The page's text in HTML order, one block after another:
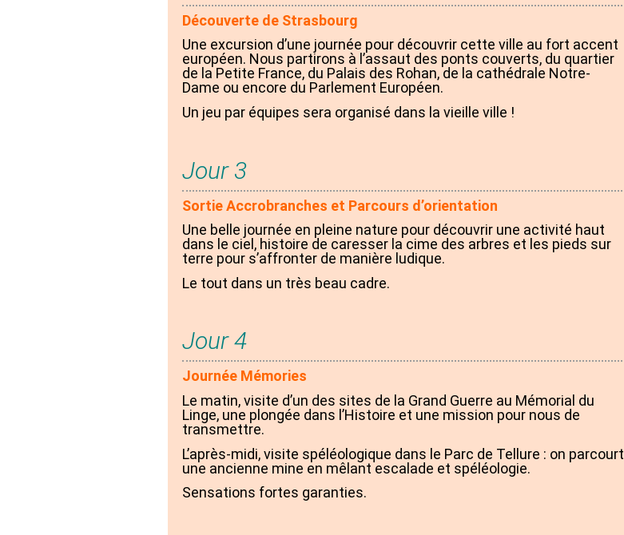
Découverte de Strasbourg
Une excursion d’une journée pour découvrir cette ville au fort accent
européen. Nous partirons à l’assaut des ponts couverts, du quartier
de la Petite France, du Palais des Rohan, de la cathédrale Notre-
Dame ou encore du Parlement Européen.
Un jeu par équipes sera organisé dans la vieille ville !
Jour 3
Sortie Accrobranches et Parcours d’orientation
Une belle journée en pleine nature pour découvrir une activité haut
dans le ciel, histoire de caresser la cime des arbres et les pieds sur
terre pour s’affronter de manière ludique.
Le tout dans un très beau cadre.
Jour 4
Journée Mémories
Le matin, visite d’un des sites de la Grand Guerre au Mémorial du
Linge, une plongée dans l’Histoire et une mission pour nous de
transmettre.
L’après-midi, visite spéléologique dans le Parc de Tellure : on parcourt
une ancienne mine en mêlant escalade et spéléologie.
Sensations fortes garanties.